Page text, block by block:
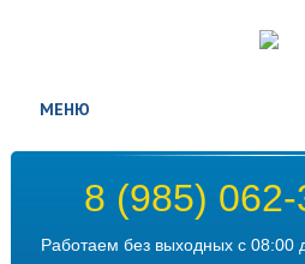
МЕНЮ
8 (985)
Работаем без выходных с 08:00